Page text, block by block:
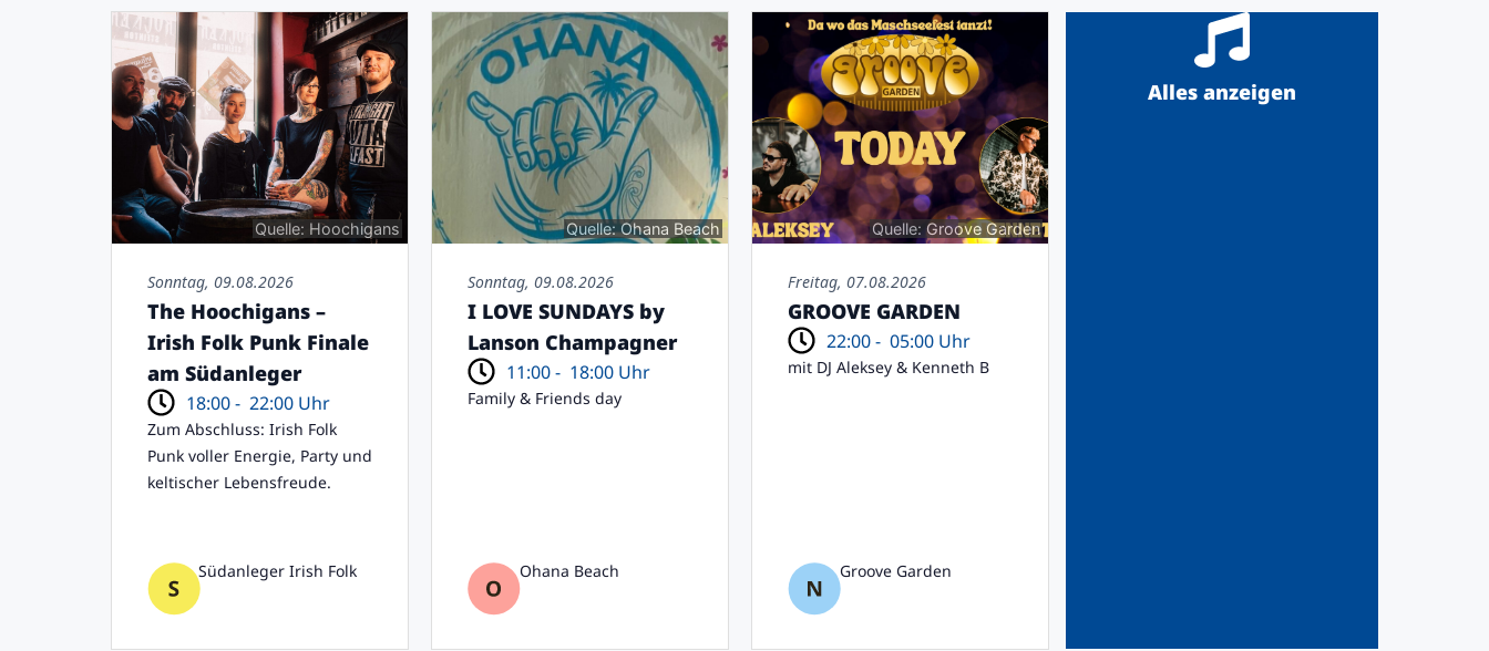
Quelle: Hoochigans
Sonntag, 09.08.2026
The Hoochigans –
Irish Folk Punk Finale
am Südanleger
18:00 - 22:00 Uhr
Zum Abschluss: Irish Folk
Punk voller Energie, Party und
keltischer Lebensfreude.
Südanleger Irish Folk
Quelle: Ohana Beach
Sonntag, 09.08.2026
I LOVE SUNDAYS by
Lanson Champagner
11:00 - 18:00 Uhr
Family & Friends day
Ohana Beach
Quelle: Groove Garden
Freitag, 07.08.2026
GROOVE GARDEN
22:00 - 05:00 Uhr
mit DJ Aleksey & Kenneth B
Groove Garden
Alles anzeigen